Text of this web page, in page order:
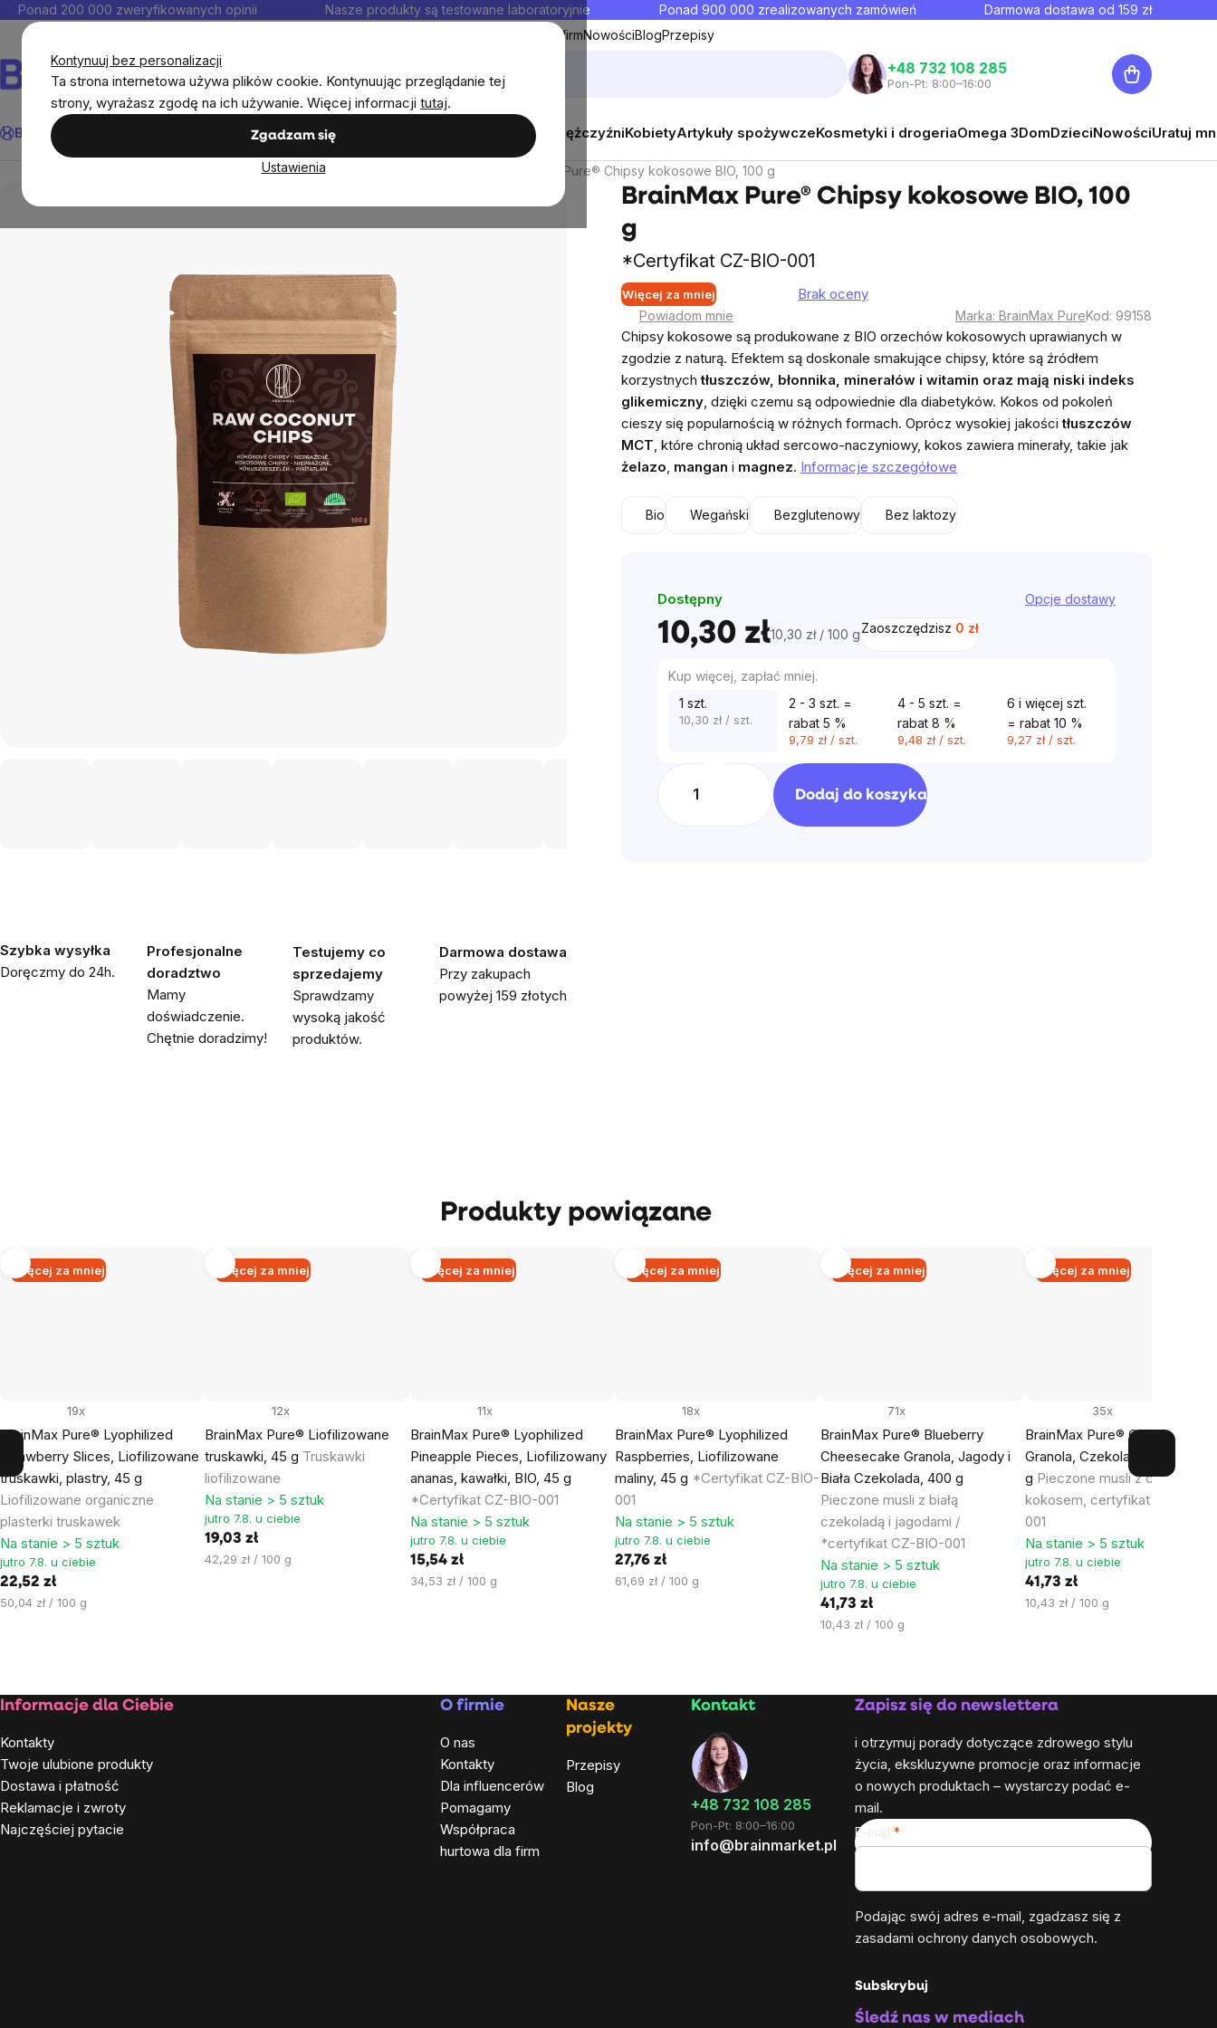
Kontynuuj bez personalizacji
Ta strona internetowa używa plików cookie. Kontynuując przeglądanie tej
strony, wyrażasz zgodę na ich używanie. Więcej informacji tutaj.
Zgadzam się
Ustawienia
Przejść
Ponad 200 000 zweryfikowanych opinii Nasze produkty są testowane laboratoryjnie Ponad 900 000 zrealizowanych zamówień Darmowa dostawa od 159 zł
Współpraca hurtowa dla firmNowościBlogPrzepisy
Szukaj
+48 732 108 285
Pon-Pt: 8:00–16:00
Koszyk
BrainMax® PromocjaCeleSuplementy diety Zestawy promocyjne MężczyźniKobietyArtykuły spożywczeKosmetyki i drogeriaOmega 3DomDzieciNowościUratuj
Słodkie i słone przekąski BrainMax Pure® Chipsy kokosowe BIO, 100 g
BrainMax Pure® Chipsy kokosowe BIO, 100
g
*Certyfikat CZ-BIO-001
Więcej za mniej
Średnia
ocena
produktu
wynosi
0,0
na
5
gwiazdek.
Brak oceny
Szybka wysyłka
Doręczmy do 24h.
Profesjonalne
doradztwo
Mamy
doświadczenie.
Chętnie doradzimy!
Testujemy co
sprzedajemy
Sprawdzamy
wysoką jakość
produktów.
Darmowa dostawa
Przy zakupach
powyżej 159 złotych
Powiadom mnie Marka: BrainMax PureKod: 99158
Chipsy kokosowe są produkowane z BIO orzechów kokosowych uprawianych w
zgodzie z naturą. Efektem są doskonale smakujące chipsy, które są źródłem
korzystnychtłuszczów, błonnika, minerałów i witamin oraz mają niski indeks
glikemiczny, dzięki czemu są odpowiednie dla diabetyków. Kokos od pokoleń
cieszy się popularnością w różnych formach. Oprócz wysokiej jakościtłuszczów
MCT, które chronią układ sercowo-naczyniowy, kokos zawiera minerały, takie jak
żelazo, mangan i magnez. Informacje szczegółowe
Bio Wegański Bezglutenowy Bez laktozy
Dostępny Opcje dostawy
10,30 złCena
10,30 zł / 100 gZaoszczędzisz 0 zł
Dodaj do koszyka
Kup więcej, zapłać mniej.
1 szt.
10,30 zł/ szt.
2 - 3 szt. =
rabat 5 %
9,79 zł/ szt.
4 - 5 szt. =
rabat 8 %
9,48 zł/ szt.
6 i więcej szt.
= rabat 10 %
9,27 zł/ szt.
Produkty powiązane
Więcej za mniej
BrainMax Pure® Lyophilized
Strawberry Slices, Liofilizowane
truskawki, plastry, 45 g
Liofilizowane organiczne
plasterki truskawek
19x
Na stanie > 5 sztuk
jutro 7.8. u ciebie
22,52 zł
Cena
50,04 zł / 100 g
Więcej za mniej
BrainMax Pure® Liofilizowane
truskawki, 45 g Truskawki
liofilizowane
12x
Na stanie > 5 sztuk
jutro 7.8. u ciebie
19,03 zł
Cena
42,29 zł / 100 g
Więcej za mniej
BrainMax Pure® Lyophilized
Pineapple Pieces, Liofilizowany
ananas, kawałki, BIO, 45 g
*Certyfikat CZ-BIO-001
11x
Na stanie > 5 sztuk
jutro 7.8. u ciebie
15,54 zł
Cena
34,53 zł / 100 g
Więcej za mniej
BrainMax Pure® Lyophilized
Raspberries, Liofilizowane
maliny, 45 g *Certyfikat CZ-BIO-
001
18x
Na stanie > 5 sztuk
jutro 7.8. u ciebie
27,76 zł
Cena
61,69 zł / 100 g
Więcej za mniej
BrainMax Pure® Blueberry
Cheesecake Granola, Jagody i
Biała Czekolada, 400 g
Pieczone musli z białą
czekoladą i jagodami /
*certyfikat CZ-BIO-001
71x
Na stanie > 5 sztuk
jutro 7.8. u ciebie
41,73 zł
Cena
10,43 zł / 100 g
Więcej za mniej
BrainMax Pure® ChocoCoco
Granola, Czekolada i Kokos,
g Pieczone musli z czekoladą i
kokosem, certyfikat *CZ-BIO-
001
35x
Na stanie > 5 sztuk
jutro 7.8. u ciebie
41,73 zł
Cena
10,43 zł / 100 g
Stopka
Informacje dla Ciebie
Kontakty
Twoje ulubione produkty
Dostawa i płatność
Reklamacje i zwroty
Najczęściej pytacie
O firmie
O nas
Kontakty
Dla influencerów
Pomagamy
Współpraca
hurtowa dla firm
Nasze
projekty
Przepisy
Blog
Kontakt
+48 732 108 285
Pon-Pt: 8:00–16:00
info@brainmarket.pl
Zapisz się do newslettera
i otrzymuj porady dotyczące zdrowego stylu
życia, ekskluzywne promocje oraz informacje
o nowych produktach – wystarczy podać e-
mail.
E-mail
Podając swój adres e-mail, zgadzasz się z
zasadami ochrony danych osobowych.
Subskrybuj
Śledź nas w mediach